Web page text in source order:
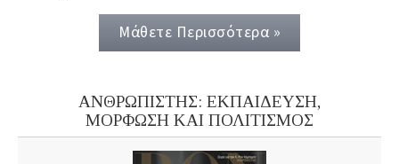
Μάθετε Περισσότερα »
ΑΝΘΡΩΠΙΣΤΗΣ: ΕΚΠΑΙΔΕΥΣΗ,
ΜΟΡΦΩΣΗ ΚΑΙ ΠΟΛΙΤΙΣΜΟΣ